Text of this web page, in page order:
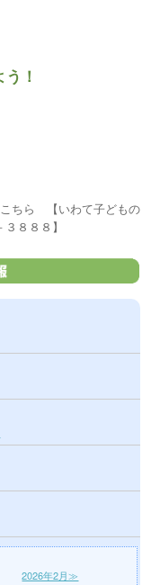
！
ちら 【いわて子どもの
８８８】
2026年2月≫